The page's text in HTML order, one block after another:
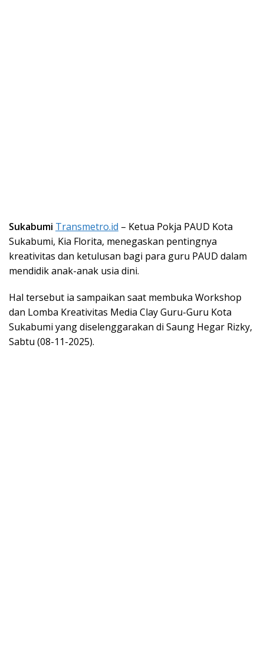
Sukabumi Transmetro.id – Ketua Pokja PAUD Kota
Sukabumi, Kia Florita, menegaskan pentingnya
kreativitas dan ketulusan bagi para guru PAUD dalam
mendidik anak-anak usia dini.
Hal tersebut ia sampaikan saat membuka Workshop
dan Lomba Kreativitas Media Clay Guru-Guru Kota
Sukabumi yang diselenggarakan di Saung Hegar Rizky,
Sabtu (08-11-2025).